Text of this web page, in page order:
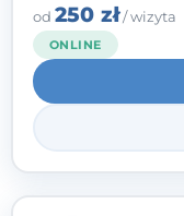
należę
od 250 zł/ wizyta
ONLINE